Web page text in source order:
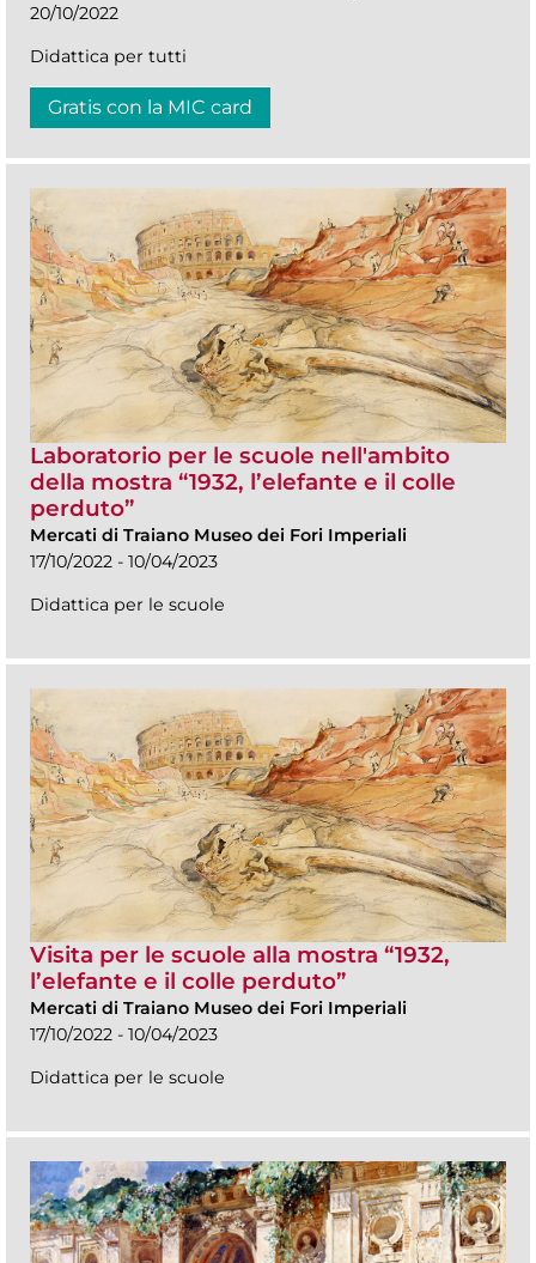
20/10/2022
Didattica per tutti
Gratis con la MIC card
Laboratorio per le scuole nell'ambito
della mostra “1932, l’elefante e il colle
perduto”
Mercati di Traiano Museo dei Fori Imperiali
17/10/2022 - 10/04/2023
Didattica per le scuole
Visita per le scuole alla mostra “1932,
l’elefante e il colle perduto”
Mercati di Traiano Museo dei Fori Imperiali
17/10/2022 - 10/04/2023
Didattica per le scuole